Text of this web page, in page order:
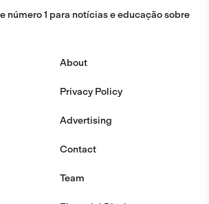
número 1 para notícias e educação sobre
About
Privacy Policy
Advertising
Contact
Team